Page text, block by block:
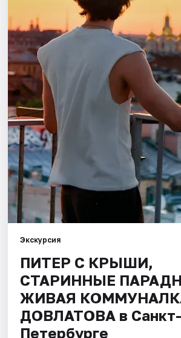
Города
Площадки
Артисты
Рейтинги
Экскурсия
ПИТЕР С КРЫШИ,
СТАРИННЫЕ
ЖИВАЯ
ДОВЛАТОВА в Санкт-
Петербурге